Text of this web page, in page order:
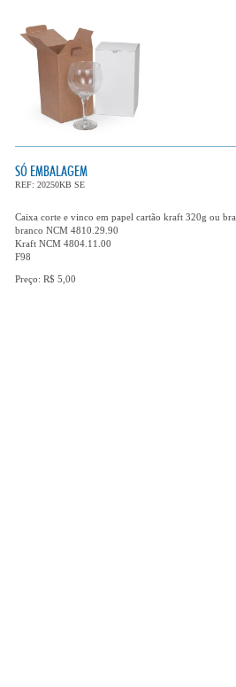
SÓ EMBALAGEM
REF: 20250KB SE
Caixa corte e vinco em papel cartão kraft 320g ou
branco NCM 4810.29.90
Kraft NCM 4804.11.00
F98
Preço: R$ 5,00